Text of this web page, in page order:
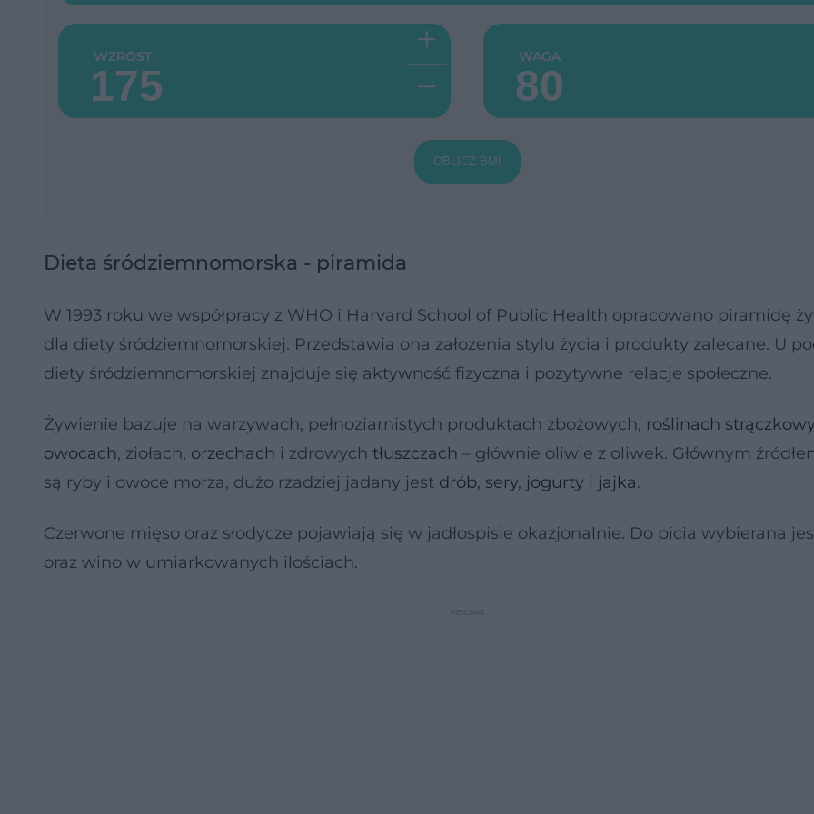
WZROST
+
WAGA
OBLICZ BMI
Dieta śródziemnomorska - piramida
W 1993 roku we współpracy z WHO i Harvard School of Public Health opracowano piramidę
dla diety śródziemnomorskiej. Przedstawia ona założenia stylu życia i produkty zalecane. U
diety śródziemnomorskiej znajduje się aktywność fizyczna i pozytywne relacje społeczne.
Żywienie bazuje na warzywach, pełnoziarnistych produktach zbożowych, roślinach
owocach, ziołach, orzechach i zdrowych tłuszczach – głównie oliwie z oliwek. Głównym
są ryby i owoce morza, dużo rzadziej jadany jest drób, sery, jogurty i jajka.
Czerwone mięso oraz słodycze pojawiają się w jadłospisie okazjonalnie. Do picia wybierana
oraz wino w umiarkowanych ilościach.